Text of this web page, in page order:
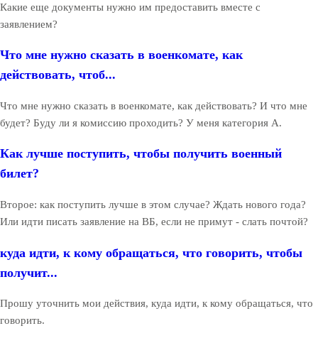
Какие еще документы нужно им предоставить вместе с
заявлением?
Что мне нужно сказать в военкомате, как
действовать, чтоб...
Что мне нужно сказать в военкомате, как действовать? И что мне
будет? Буду ли я комиссию проходить? У меня категория А.
Как лучше поступить, чтобы получить военный
билет?
Второе: как поступить лучше в этом случае? Ждать нового года?
Или идти писать заявление на ВБ, если не примут - слать почтой?
куда идти, к кому обращаться, что говорить, чтобы
получит...
Прошу уточнить мои действия, куда идти, к кому обращаться, что
говорить.